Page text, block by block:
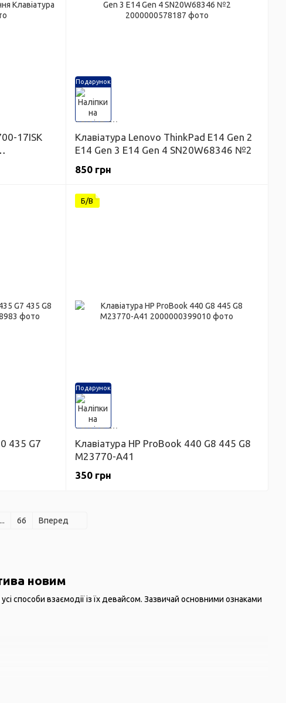
новим
способи взаємодії із їх девайсом. Зазвичай основними ознаками
17ISK
Подарунок
Клавіатура Lenovo ThinkPad E14 Gen 2
E14 Gen 3 E14 Gen 4 SN20W68346 №2
850 грн
435 G7
Подарунок
Б/В
Клавіатура HP ProBook 440 G8 445 G8
M23770-A41
350 грн
... 66 Вперед